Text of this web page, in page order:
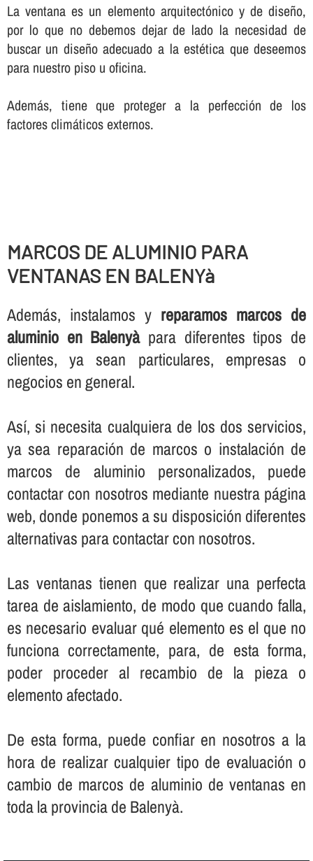
La ventana es un elemento arquitectónico y de diseño,
por lo que no debemos dejar de lado la necesidad de
buscar un diseño adecuado a la estética que deseemos
para nuestro piso u oficina.
Además, tiene que proteger a la perfección de los
factores climáticos externos.
MARCOS DE ALUMINIO PARA
VENTANAS EN BALENYà
Además, instalamos y reparamos marcos de
aluminio en Balenyàpara diferentes tipos de
clientes, ya sean particulares, empresas o
negocios en general.
Así­, si necesita cualquiera de los dos servicios,
ya sea reparación de marcos o instalación de
marcos de aluminio personalizados, puede
contactar con nosotros mediante nuestra página
web, donde ponemos a su disposición diferentes
alternativas para contactar con nosotros.
Las ventanas tienen que realizar una perfecta
tarea de aislamiento, de modo que cuando falla,
es necesario evaluar qué elemento es el que no
funciona correctamente, para, de esta forma,
poder proceder al recambio de la pieza o
elemento afectado.
De esta forma, puede confiar en nosotros a la
hora de realizar cualquier tipo de evaluación o
cambio de marcos de aluminio de ventanas en
toda la provincia de Balenyà.